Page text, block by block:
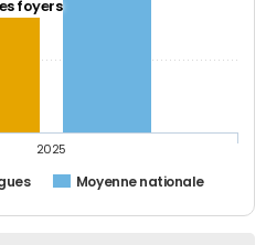
foyers
Moyenne nationale
2025